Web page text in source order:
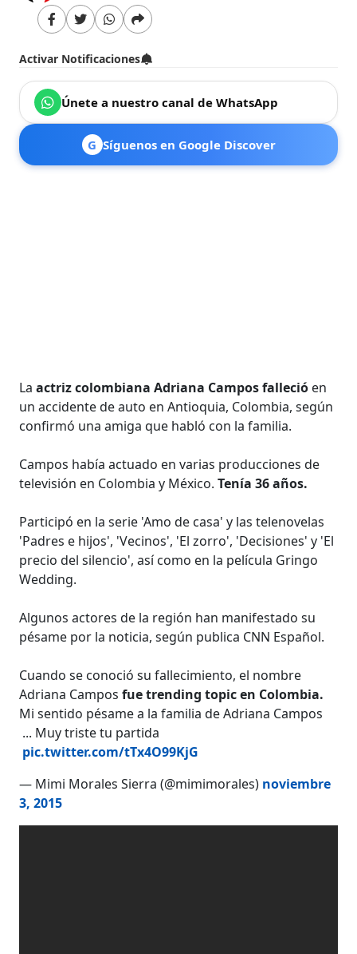
Activar Notificaciones
Únete a nuestro canal de WhatsApp
G Síguenos en Google Discover
Laactriz colombiana Adriana Campos falleció en
un accidente de auto en Antioquia, Colombia, según
confirmó una amiga que habló con la familia.
Campos había actuado en varias producciones de
televisión en Colombia y México.Tenía 36 años.
Participó en la serie 'Amo de casa' y las telenovelas
'Padres e hijos', 'Vecinos', 'El zorro', 'Decisiones' y 'El
precio del silencio', así como en la película Gringo
Wedding.
Algunos actores de la región han manifestado su
pésame por la noticia, según publica CNN Español.
Cuando se conoció su fallecimiento, el nombre
Adriana Camposfue trending topic en Colombia.
Mi sentido pésame a la familia de Adriana Campos
... Muy triste tu partida
pic.twitter.com/tTx4O99KjG
— Mimi Morales Sierra (@mimimorales) noviembre
3, 2015